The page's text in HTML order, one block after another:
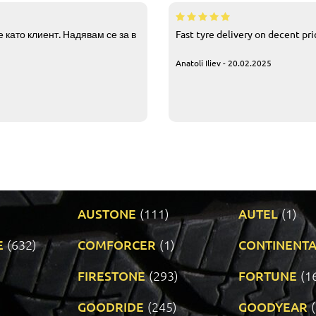
клиент. Надявам се за в Fast tyre delivery on decent
Anatoli Iliev - 20.02.2025
AUSTONE (111) AUTEL (1)
(632) COMFORCER (1)
FIRESTONE (293) FORTUNE
GOODRIDE (245) GOODYEAR